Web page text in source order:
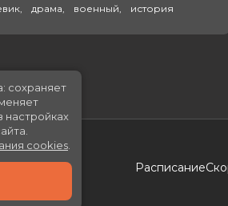
драма, военный, история
Расписание
сохраняет
cookies